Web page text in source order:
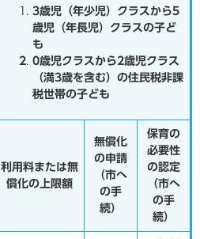
3歳児（年少児）クラスから5
歳児（年長児）クラスの子ど
も
0歳児クラスから2歳児クラス
（満3歳を含む）の住民税非課
税世帯の子ども
利用料または無
償化の上限額
無償化
の申請
（市へ
の手
続）
保育の
必要性
の認定
（市へ
の手
続）